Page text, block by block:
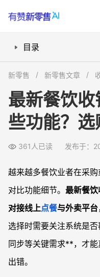
目录
会员管理和营销活动模
财务报表、库存管理能
常见问题
最新餐饮收银系统比老系
新零售 新零售文章
最新餐饮
些功能？
361人已读 发布于：
越来越多餐饮业者在采
对比功能细节。 最新餐
对接线上点餐与外卖平台
选择时需要关注系统是
同步等关键需求**，才
出错。